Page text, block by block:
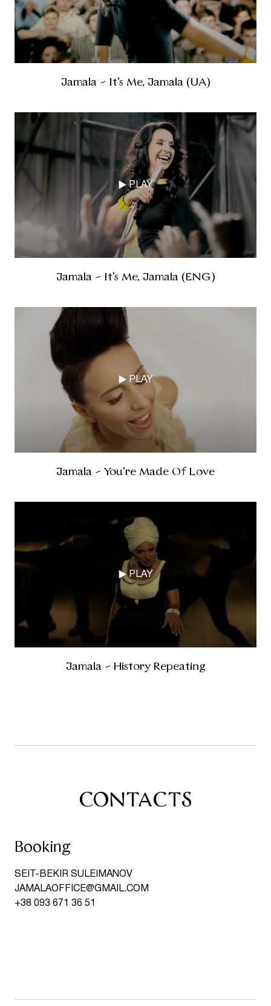
Jamala - It's Me, Jamala (UA)
PLAY
Jamala - It's Me, Jamala (ENG)
PLAY
Jamala - You're Made Of Love
PLAY
Jamala - History Repeating
CONTACTS
Booking
SEIT-BEKIR SULEIMANOV
JAMALAOFFICE@GMAIL.COM
+38 093 671 36 51